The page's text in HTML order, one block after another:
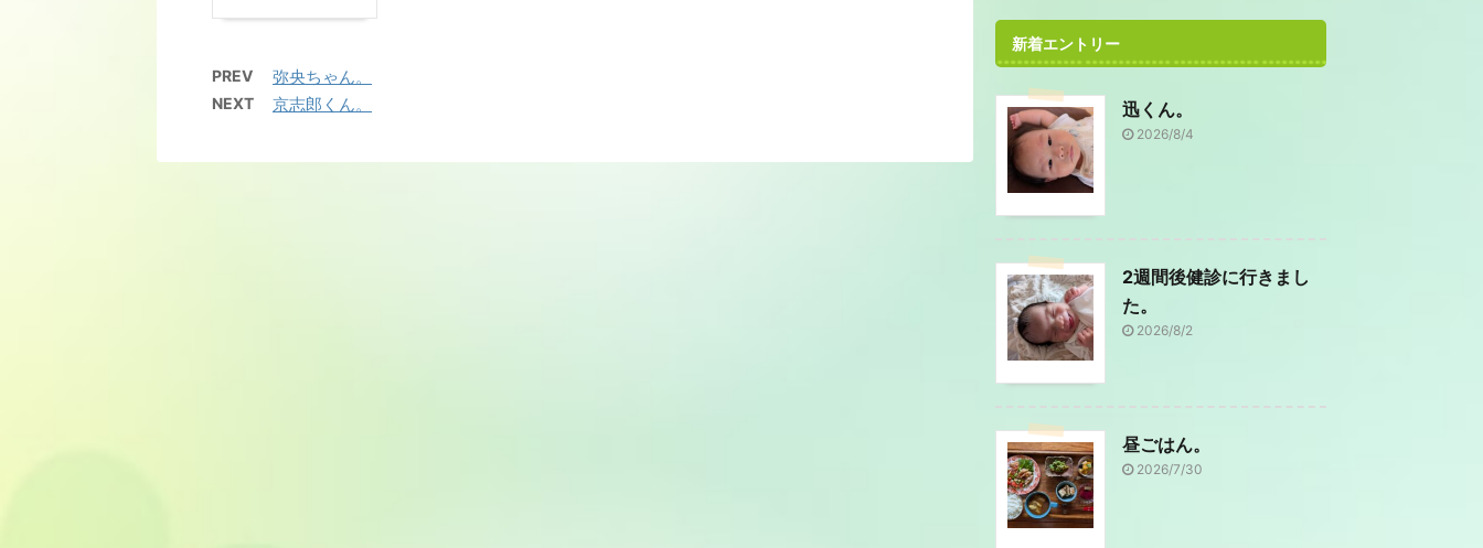
PREV 弥央ちゃん。
NEXT 京志郎くん。
新着エントリー
迅くん。
2026/8/4
2週間後健診に行きまし
た。
2026/8/2
昼ごはん。
2026/7/30